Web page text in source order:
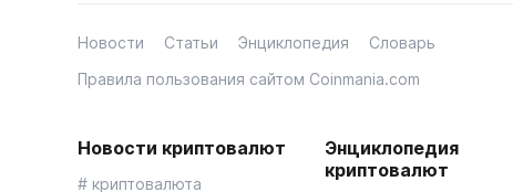
Новости Статьи Энциклопедия
Словарь
Правила пользования сайтом Coinmania.com
Новости криптовалют
# криптовалюта
Энциклопедия
криптовалют